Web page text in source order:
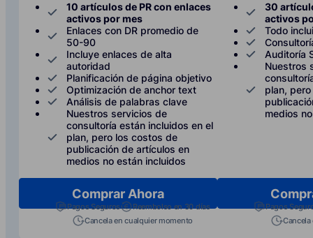
10 artículos de PR con enlaces
activos por mes
Enlaces con DR promedio de
50-90
Incluye enlaces de alta
autoridad
Planificación de página objetivo
Optimización de anchor text
Análisis de palabras clave
Nuestros servicios de
consultoría están incluidos en el
plan, pero los costos de
publicación de artículos en
medios no están incluidos
Comprar Ahora
Pagos Seguros
Reembolso en 30 días
Cancela en cualquier momento
30
activos
Todo
Auditoría
Nuestros
plan,
medios
Pagos